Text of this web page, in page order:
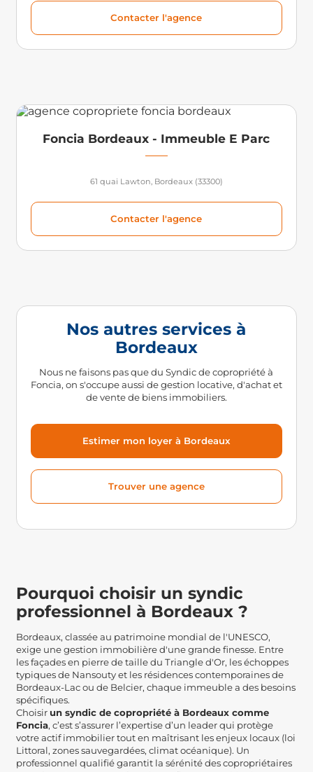
Contacter l'agence
Foncia Bordeaux - Immeuble E Parc
61 quai Lawton, Bordeaux (33300)
Contacter l'agence
Nos autres services à
Bordeaux
Nous ne faisons pas que du Syndic de copropriété à
Foncia, on s'occupe aussi de gestion locative, d'achat et
de vente de biens immobiliers.
Estimer mon loyer à Bordeaux
Trouver une agence
Pourquoi choisir un syndic
professionnel à Bordeaux ?
Bordeaux, classée au patrimoine mondial de l'UNESCO,
exige une gestion immobilière d'une grande finesse. Entre
les façades en pierre de taille du Triangle d'Or, les échoppes
typiques de Nansouty et les résidences contemporaines de
Bordeaux-Lac ou de Belcier, chaque immeuble a des besoins
spécifiques.
Choisir un syndic de copropriété à Bordeaux comme
Foncia, c’est s’assurer l’expertise d’un leader qui protège
votre actif immobilier tout en maîtrisant les enjeux locaux (loi
Littoral, zones sauvegardées, climat océanique). Un
professionnel qualifié garantit la sérénité des copropriétaires